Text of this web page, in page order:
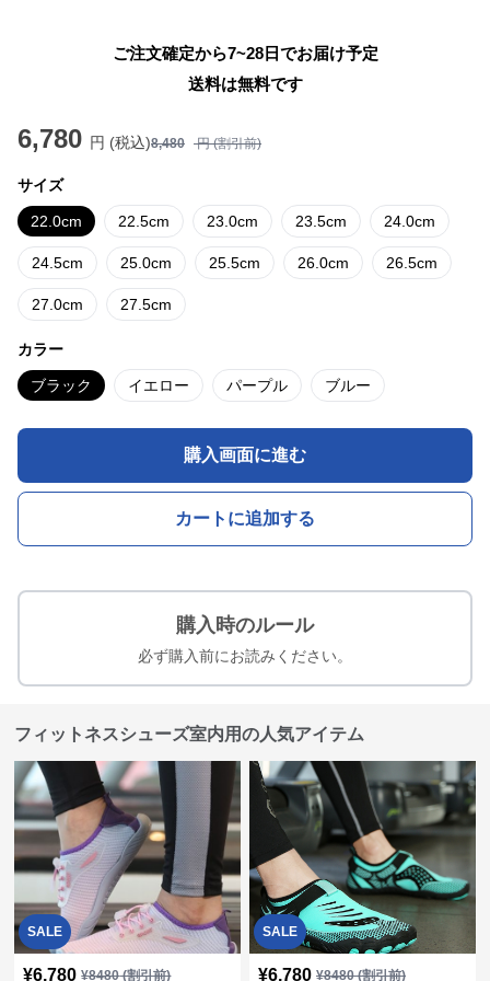
ご注文確定から7~28日でお届け予定
送料は無料です
6,780 円 (税込)8,480 円 (割引前)
サイズ
22.0cm 22.5cm 23.0cm 23.5cm 24.0cm
24.5cm 25.0cm 25.5cm 26.0cm 26.5cm
27.0cm 27.5cm
カラー
ブラック イエロー パープル ブルー
購入画面に進む
カートに追加する
購入時のルール
必ず購入前にお読みください。
フィットネスシューズ室内用の人気アイテム
SALE
¥6,780 ¥8480(割引前)
SALE
¥6,780 ¥8480(割引前)